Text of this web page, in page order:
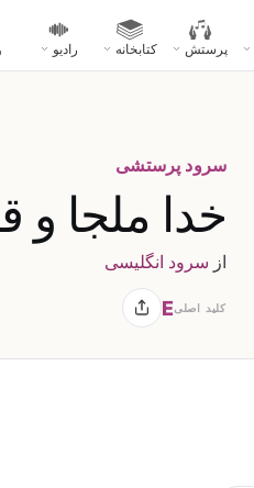
پرستش کتابخانه رادیو
سرود پرستشی
خدا ملجا
از سرود انگلیسی
کلید اصلیE